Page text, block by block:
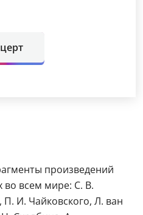
произведений
во всем мире: С. В.
И. Чайковского, Л. ван